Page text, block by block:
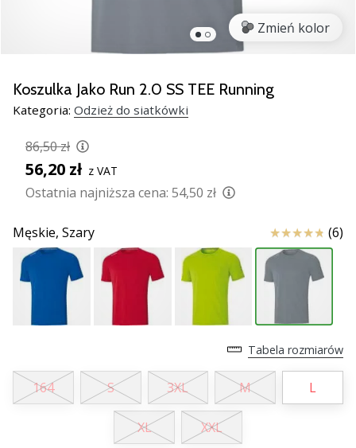
–
Nasze
porady
pomogą
Ci
wybrać
idealny
Znajdź
buty,
ubrania
i…
2 min. czytanie
Zostań
Zmień kolor
Koszulka Jako Run 2.0 SS TEE Running
Kategoria: Odzież do siatkówki
86,50 zł
56,20 zł z VAT
Ostatnia najniższa cena: 54,50 zł
Męskie, Szary Ocena (6)
Tabela rozmiarów
164 S 3XL M L
XL XXL